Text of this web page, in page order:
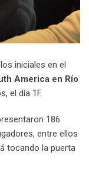
iniciales en el
America en Río
el día 1F.
186
entre ellos
tocando la puerta